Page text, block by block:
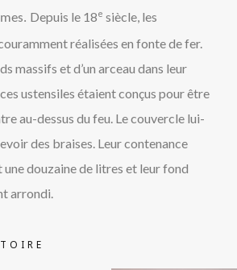
Depuis le 18e siècle, les
réalisées en fonte de fer.
massifs et d’un arceau dans leur
ustensiles étaient conçus pour être
au-dessus du feu. Le couvercle lui-
des braises. Leur contenance
douzaine de litres et leur fond
arrondi.